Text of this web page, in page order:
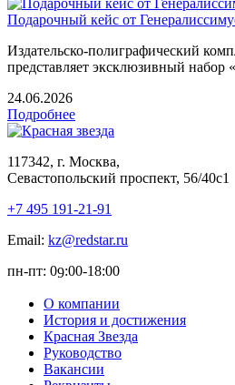
Подарочный кейс от
Издательско-полиграфический
представляет эксклюзивный
24.06.2026
Подробнее
117342, г. Москва,
Севастопольский проспект, 56/40с1
+7 495 191-21-91
Email: kz@redstar.ru
пн-пт: 09:00-18:00
О компании
История и достижения
Красная Звезда
Руководство
Вакансии